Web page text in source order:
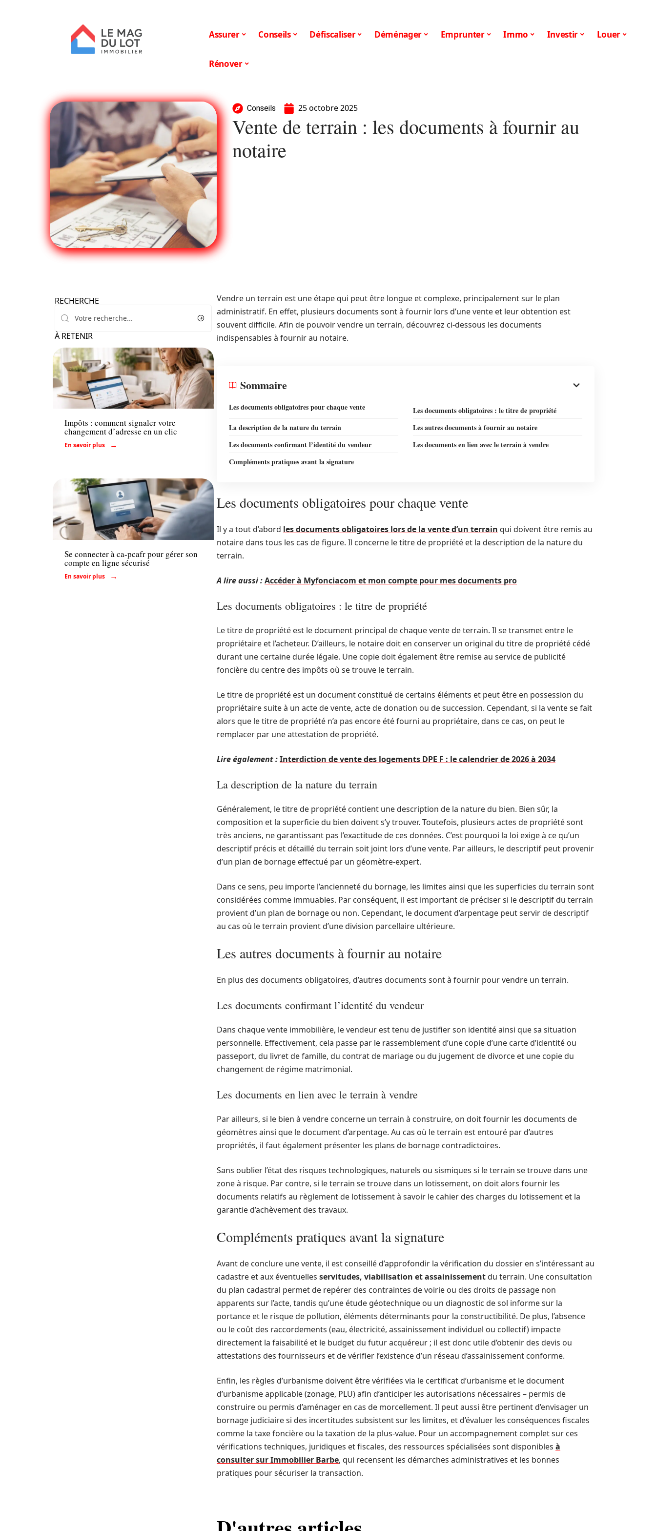
Assurer Conseils Défiscaliser Déménager Emprunter Immo Investir Louer
Rénover
Conseils 25 octobre 2025
Vente de terrain : les documents à fournir au
notaire
RECHERCHE
À RETENIR
Défiscaliser
Impôts : comment signaler votre
changement d’adresse en un clic
En savoir plus
Conseils
Se connecter à ca-pcafr pour gérer son
compte en ligne sécurisé
En savoir plus
Vendre un terrain est une étape qui peut être longue et complexe, principalement sur le plan
administratif. En effet, plusieurs documents sont à fournir lors d’une vente et leur obtention est
souvent difficile. Afin de pouvoir vendre un terrain, découvrez ci-dessous les documents
indispensables à fournir au notaire.
Sommaire
Les documents obligatoires pour chaque vente
Les documents obligatoires : le titre de propriété
La description de la nature du terrain
Les autres documents à fournir au notaire
Les documents confirmant l’identité du vendeur
Les documents en lien avec le terrain à vendre
Compléments pratiques avant la signature
Les documents obligatoires pour chaque vente
Il y a tout d’abord les documents obligatoires lors de la vente d’un terrain qui doivent être remis au
notaire dans tous les cas de figure. Il concerne le titre de propriété et la description de la nature du
terrain.
A lire aussi :Accéder à Myfonciacom et mon compte pour mes documents pro
Les documents obligatoires : le titre de propriété
Le titre de propriété est le document principal de chaque vente de terrain. Il se transmet entre le
propriétaire et l’acheteur. D’ailleurs, le notaire doit en conserver un original du titre de propriété cédé
durant une certaine durée légale. Une copie doit également être remise au service de publicité
foncière du centre des impôts où se trouve le terrain.
Le titre de propriété est un document constitué de certains éléments et peut être en possession du
propriétaire suite à un acte de vente, acte de donation ou de succession. Cependant, si la vente se fait
alors que le titre de propriété n’a pas encore été fourni au propriétaire, dans ce cas, on peut le
remplacer par une attestation de propriété.
Lire également :Interdiction de vente des logements DPE F : le calendrier de 2026 à 2034
La description de la nature du terrain
Généralement, le titre de propriété contient une description de la nature du bien. Bien sûr, la
composition et la superficie du bien doivent s’y trouver. Toutefois, plusieurs actes de propriété sont
très anciens, ne garantissant pas l’exactitude de ces données. C’est pourquoi la loi exige à ce qu’un
descriptif précis et détaillé du terrain soit joint lors d’une vente. Par ailleurs, le descriptif peut provenir
d’un plan de bornage effectué par un géomètre-expert.
Dans ce sens, peu importe l’ancienneté du bornage, les limites ainsi que les superficies du terrain sont
considérées comme immuables. Par conséquent, il est important de préciser si le descriptif du terrain
provient d’un plan de bornage ou non. Cependant, le document d’arpentage peut servir de descriptif
au cas où le terrain provient d’une division parcellaire ultérieure.
Les autres documents à fournir au notaire
En plus des documents obligatoires, d’autres documents sont à fournir pour vendre un terrain.
Les documents confirmant l’identité du vendeur
Dans chaque vente immobilière, le vendeur est tenu de justifier son identité ainsi que sa situation
personnelle. Effectivement, cela passe par le rassemblement d’une copie d’une carte d’identité ou
passeport, du livret de famille, du contrat de mariage ou du jugement de divorce et une copie du
changement de régime matrimonial.
Les documents en lien avec le terrain à vendre
Par ailleurs, si le bien à vendre concerne un terrain à construire, on doit fournir les documents de
géomètres ainsi que le document d’arpentage. Au cas où le terrain est entouré par d’autres
propriétés, il faut également présenter les plans de bornage contradictoires.
Sans oublier l’état des risques technologiques, naturels ou sismiques si le terrain se trouve dans une
zone à risque. Par contre, si le terrain se trouve dans un lotissement, on doit alors fournir les
documents relatifs au règlement de lotissement à savoir le cahier des charges du lotissement et la
garantie d’achèvement des travaux.
Compléments pratiques avant la signature
Avant de conclure une vente, il est conseillé d’approfondir la vérification du dossier en s’intéressant au
cadastre et aux éventuelles servitudes, viabilisation et assainissementdu terrain. Une consultation
du plan cadastral permet de repérer des contraintes de voirie ou des droits de passage non
apparents sur l’acte, tandis qu’une étude géotechnique ou un diagnostic de sol informe sur la
portance et le risque de pollution, éléments déterminants pour la constructibilité. De plus, l’absence
ou le coût des raccordements (eau, électricité, assainissement individuel ou collectif) impacte
directement la faisabilité et le budget du futur acquéreur ; il est donc utile d’obtenir des devis ou
attestations des fournisseurs et de vérifier l’existence d’un réseau d’assainissement conforme.
Enfin, les règles d’urbanisme doivent être vérifiées via le certificat d’urbanisme et le document
d’urbanisme applicable (zonage, PLU) afin d’anticiper les autorisations nécessaires – permis de
construire ou permis d’aménager en cas de morcellement. Il peut aussi être pertinent d’envisager un
bornage judiciaire si des incertitudes subsistent sur les limites, et d’évaluer les conséquences fiscales
comme la taxe foncière ou la taxation de la plus-value. Pour un accompagnement complet sur ces
vérifications techniques, juridiques et fiscales, des ressources spécialisées sont disponibles à
consulter sur Immobilier Barbe, qui recensent les démarches administratives et les bonnes
pratiques pour sécuriser la transaction.